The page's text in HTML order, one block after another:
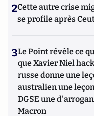
2Cette autre crise
se profile après
3Le Point révèle ce
que Xavier Niel
russe donne une
australien une
DGSE une
Macron